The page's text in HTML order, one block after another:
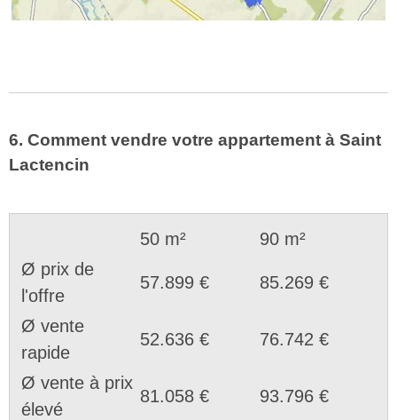
6. Comment vendre votre appartement à Saint
Lactencin
50 m²
90 m²
Ø prix de
l'offre
57.899 € 85.269 €
Ø vente
rapide
52.636 € 76.742 €
Ø vente à prix
élevé
81.058 € 93.796 €